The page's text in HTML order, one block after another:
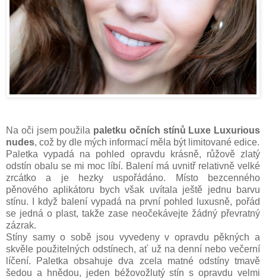
Na oči jsem použila paletku očních stínů Luxe Luxurious
nudes, což by dle mých informací měla být limitované edice.
Paletka vypadá na pohled opravdu krásně, růžově zlatý
odstín obalu se mi moc líbí. Balení má uvnitř relativně velké
zrcátko a je hezky uspořádáno. Místo bezcenného
pěnového aplikátoru bych však uvítala ještě jednu barvu
stínu. I když balení vypadá na první pohled luxusně, pořád
se jedná o plast, takže zase neočekávejte žádný převratný
zázrak.
Stíny samy o sobě jsou vyvedeny v opravdu pěkných a
skvěle použitelných odstínech, ať už na denní nebo večerní
líčení. Paletka obsahuje dva zcela matné odstíny tmavě
šedou a hnědou, jeden béžovožlutý stín s opravdu velmi